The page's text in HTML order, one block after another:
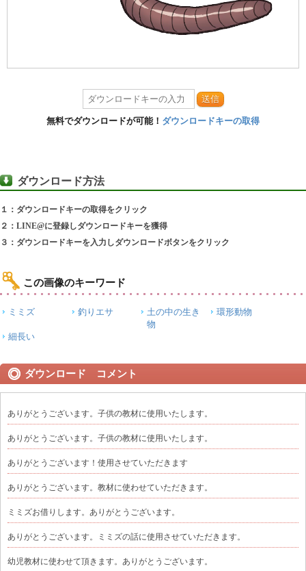
送信
無料でダウンロードが可能！ ダウンロードキーの取得
ダウンロード方法
１：ダウンロードキーの取得をクリック
２：LINE@に登録しダウンロードキーを獲得
３：ダウンロードキーを入力しダウンロードボタンをクリック
この画像のキーワード
ミミズ 釣りエサ
土の中の生き
物
環形動物
細長い
ダウンロード コメント
ありがとうございます。子供の教材に使用いたします。
ありがとうございます。子供の教材に使用いたします。
ありがとうございます！使用させていただきます
ありがとうございます。教材に使わせていただきます。
ミミズお借りします。ありがとうございます。
ありがとうございます。ミミズの話に使用させていただきます。
幼児教材に使わせて頂きます。ありがとうございます。